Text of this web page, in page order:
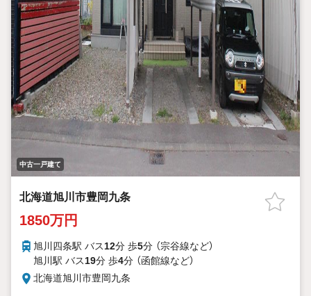
中古一戸建て
北海道旭川市豊岡九条
1850万円
旭川四条駅 バス12分 歩5分 （宗谷線など）
旭川駅 バス19分 歩4分 （函館線など）
北海道旭川市豊岡九条